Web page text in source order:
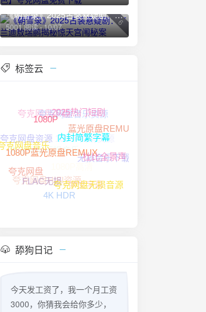
6
《朝雪录》2025古装悬疑剧：李兰迪敖瑞鹏揭秘惊天宫闱秘案
5001 阅读 - 10/07
标签云
夸克网盘无损音乐
夸克网盘资源
夸克网盘下载
夸克网盘音乐资源
1080P高清资源
1080P高清
夸克网盘HIFI资源
夸克网盘
夸克网盘音乐
1080P
2025热门短剧
蓝光原盘REMUX
无损音乐下载
中文字幕
4K HDR
FLAC无损
1080P蓝光原盘REMUX杜比全景声
夸克网盘无损音源
舔狗日记
今天发工资了，我一个月工资
3000，你猜我会给你多少，